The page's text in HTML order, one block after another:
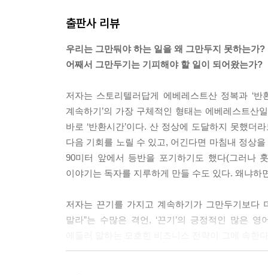
품으로 만들었다. 투자자들은 이 새로운 제품으로
--- p.80
두는 시점은 두 가지 선택이 거의 비슷하다고 느끼
--- p.104
X는 원숭이와 받침대 모델을 적용했고 몇 년 동안
동안 해왔는지는 중요하지 않다. 중요한 것은 일
--- p.215
우리는 산 것에 소유감을 가질 뿐만 아니라 우리
을 때 강하게 나타난다. 보유효과를 ‘이케아 효과
출판사 리뷰
우리는 그만둬야 하는 일을 왜 그만두지 못하는가?
어째서 그만두기는 기피해야 할 일이 되어왔는가?
저자는 스토리텔러답게 에베레스트산 정복과 ‘
계속하기’의 가장 구체적인 형태는 에베레스트
바로 ‘반환시간’이다. 산 정상에 도달하지 못했
다음 기회를 노릴 수 있고, 어긴다면 마침내 정상
90미터 앞에서 등반을 포기하기도 했다(그러나
이야기는 독자를 지루하게 만들 수도 있다. 왜냐
저자는 끈기를 가지고 계속하기가 그만두기보다
말라”는 수많은 격언, ‘끈기’의 긍정적인 많은 영